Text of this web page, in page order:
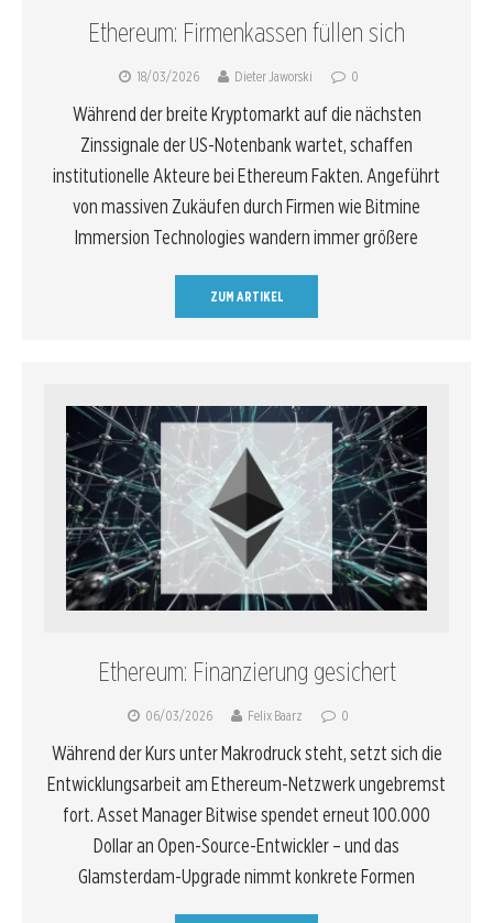
Ethereum: Firmenkassen füllen sich
18/03/2026 Dieter Jaworski 0
Während der breite Kryptomarkt auf die nächsten
Zinssignale der US-Notenbank wartet, schaffen
institutionelle Akteure bei Ethereum Fakten. Angeführt
von massiven Zukäufen durch Firmen wie Bitmine
Immersion Technologies wandern immer größere
ZUM ARTIKEL
Ethereum: Finanzierung gesichert
06/03/2026 Felix Baarz 0
Während der Kurs unter Makrodruck steht, setzt sich die
Entwicklungsarbeit am Ethereum-Netzwerk ungebremst
fort. Asset Manager Bitwise spendet erneut 100.000
Dollar an Open-Source-Entwickler – und das
Glamsterdam-Upgrade nimmt konkrete Formen